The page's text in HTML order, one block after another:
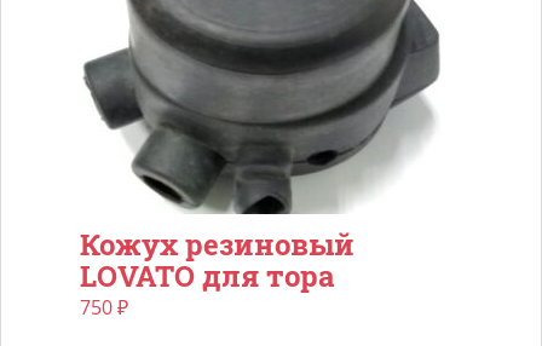
Кожух резиновый
LOVATO для тора
750₽